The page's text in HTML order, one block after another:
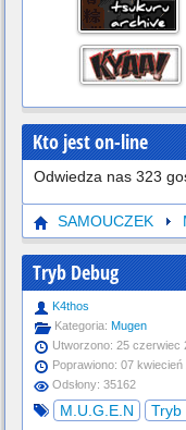
Kto jest on-line
Odwiedza nas 323
SAMOUCZEK
Tryb Debug
K4thos
Kategoria: Mugen
Utworzono: 25 czerwiec
Poprawiono: 07 kwiecień
Odsłony: 35162
M.U.G.E.N Tryb